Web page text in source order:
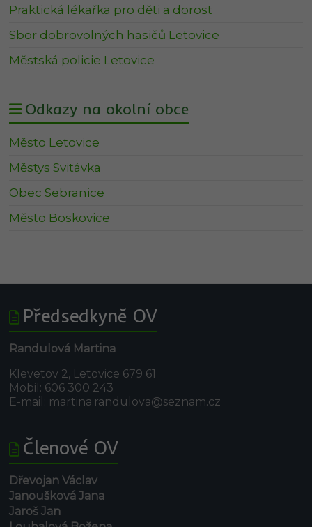
Praktická lékařka pro děti a dorost
Sbor dobrovolných hasičů Letovice
Městská policie Letovice
Odkazy na okolní obce
Město Letovice
Městys Svitávka
Obec Sebranice
Město Boskovice
Předsedkyně OV
Randulová Martina
Klevetov 2, Letovice 679 61
Mobil: 606 300 243
E-mail: martina.randulova@seznam.cz
Členové OV
Dřevojan Václav
Janoušková Jana
Jaroš Jan